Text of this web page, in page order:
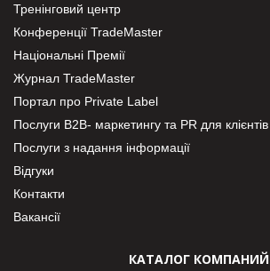
Тренінговий центр
Конференції TradeMaster
Національні Премії
Журнал TradeMaster
Портал про Private Label
Послуги В2В- маркетингу та PR для клієнтів
Послуги з надання інформації
Відгуки
Контакти
Вакансії
КАТАЛОГ КОМПАНИЙ